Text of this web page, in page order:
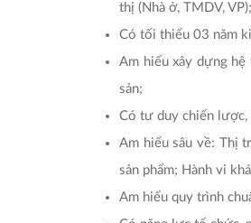
thị (Nhà ở, TMDV, VP);
Có tối thiểu 03 năm
Am hiểu xây dựng
sản;
Có tư duy chiến lược,
Am hiểu sâu về: Thị
sản phẩm; Hành vi
Am hiểu quy trình